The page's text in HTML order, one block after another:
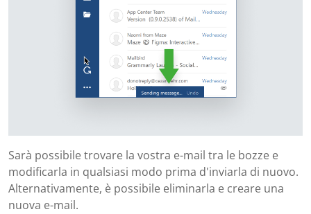
Sarà possibile trovare la vostra e-mail tra le bozze e
modificarla in qualsiasi modo prima d'inviarla di nuovo.
Alternativamente, è possibile eliminarla e creare una
nuova e-mail.